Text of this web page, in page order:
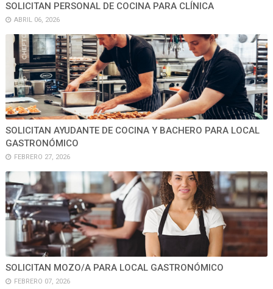
SOLICITAN PERSONAL DE COCINA PARA CLÍNICA
ABRIL 06, 2026
SOLICITAN AYUDANTE DE COCINA Y BACHERO PARA LOCAL
GASTRONÓMICO
FEBRERO 27, 2026
SOLICITAN MOZO/A PARA LOCAL GASTRONÓMICO
FEBRERO 07, 2026